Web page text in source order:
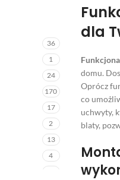
36
1
24
170
17
2
13
4
dla
domu.
Oprócz
co
uchwyty,
blaty,